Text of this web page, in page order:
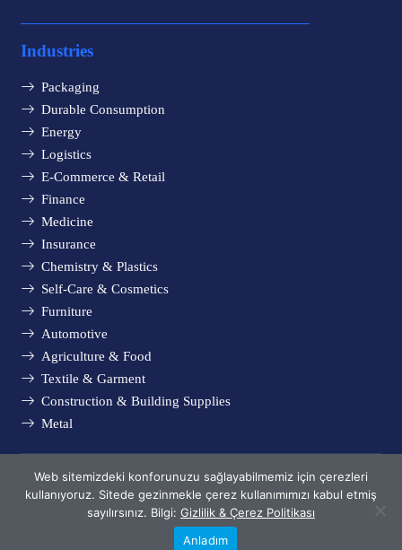
Industries
Packaging
Durable Consumption
Energy
Logistics
E-Commerce & Retail
Finance
Medicine
Insurance
Chemistry & Plastics
Self-Care & Cosmetics
Furniture
Automotive
Agriculture & Food
Textile & Garment
Construction & Building Supplies
Metal
© Metsims 2005 - 2024. All rights reserved.
Privacy & Cookie Policy
Web sitemizdeki konforunuzu sağlayabilmemiz için çerezleri
kullanıyoruz. Sitede gezinmekle çerez kullanımımızı kabul etmiş
sayılırsınız. Bilgi: Gizlilik & Çerez Politikası
Anladım